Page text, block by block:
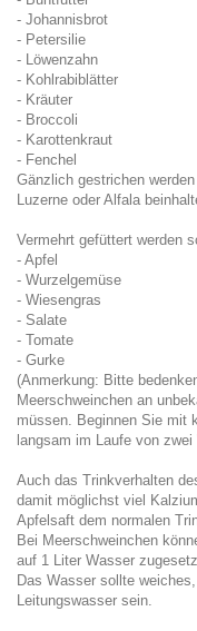
- Johannisbrot
- Petersilie
- Löwenzahn
- Kohlrabiblätter
- Kräuter
- Broccoli
- Karottenkraut
- Fenchel
Gänzlich gestrichen
Luzerne oder Alfala
Vermehrt gefüttert werden
- Apfel
- Wurzelgemüse
- Wiesengras
- Salate
- Tomate
- Gurke
(Anmerkung: Bitte
Meerschweinchen an
müssen. Beginnen Sie mit
langsam im Laufe von
Auch das Trinkverhalten
damit möglichst viel
Apfelsaft dem normalen
Bei Meerschweinchen
auf 1 Liter Wasser
Das Wasser sollte
Leitungswasser sein.